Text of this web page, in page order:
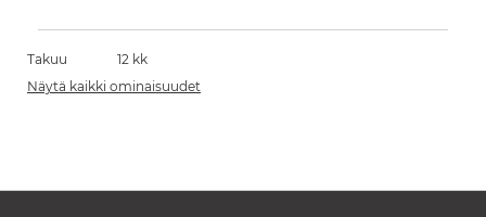
Takuu
12 kk
Näytä kaikki ominaisuudet